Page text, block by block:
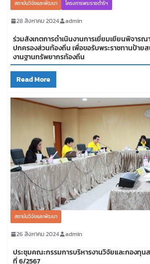
สถาบันวิจัยและพัฒนา โครงการพระราชดำริฯ
28 สิงหาคม 2024 admin
ร่วมสังเกตการดำเนินงานการเยี่ยมเยียนพิจาร
ปกครองส่วนท้องถิ่น เพื่อขอรับพระราชทานป้ายส
งานฐานทรัพยากรท้องถิ่น
Read More
สถาบันวิจัยและพัฒนา
26 สิงหาคม 2024 admin
ประชุมคณะกรรมการบริหารงานวิจัยและกองทุ
ที่ 6/2567